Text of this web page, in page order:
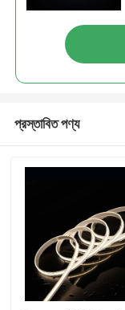
প্রস্তাবিত পণ্য